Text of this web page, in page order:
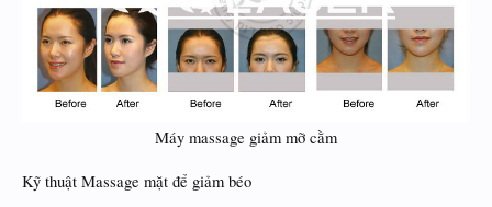
Máy massage giảm mỡ cằm​
Kỹ thuật Massage mặt để giảm béo